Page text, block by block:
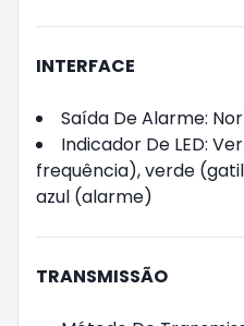
INTERFACE
Saída De Alarme:
Indicador De LED:
frequência), verde
azul (alarme)
TRANSMISSÃO